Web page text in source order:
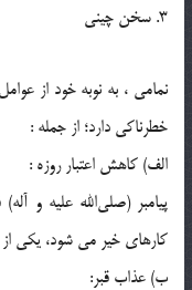
3. سخن چینى
نمامى ، به نوبه خود از
خطرناكى دارد؛ از جمله :
الف) كاهش اعتبار روزه :
پیامبر (صلی‌الله‌ علیه و
كارهاى خیر مى شود، یكى
ب) عذاب قبر: